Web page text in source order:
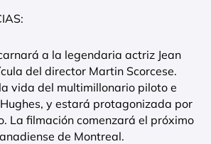
a la legendaria actriz Jean
del director Martin Scorcese.
vida del multimillonario piloto e
y estará protagonizada por
La filmación comenzará el próximo
de Montreal.